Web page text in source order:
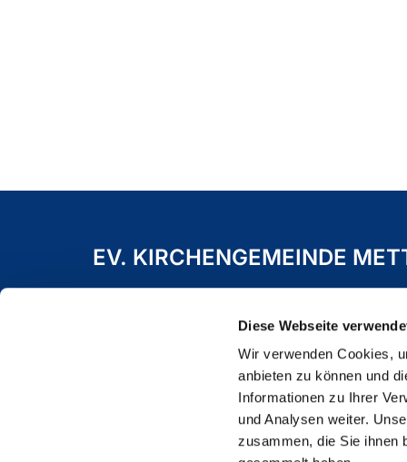
Diese Webseite
Wir verwenden Cookies,
anbieten zu können und
Informationen zu Ihrer
und Analysen weiter.
zusammen, die Sie ihnen
EV. KIRCHENGEMEINDE